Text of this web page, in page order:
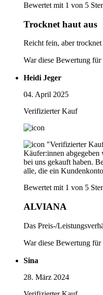
Bewertet mit 1 von 5
Trocknet haut aus
Reicht fein, aber trocknet
War diese Bewertung
Heidi Jeger
04. April 2025
Verifizierter Kauf
"Verifizierter
Käufer:innen abgegeben
bei uns gekauft haben.
alle, die ein
Bewertet mit 1 von 5
ALVIANA
Das Preis-/
War diese Bewertung
Sina
28. März 2024